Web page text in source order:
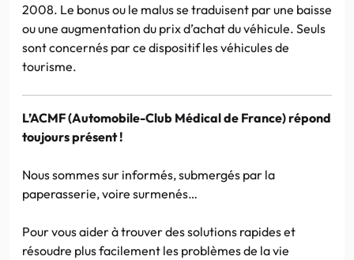
2008. Le bonus ou le malus se traduisent par une baisse
ou une augmentation du prix d’achat du véhicule. Seuls
sont concernés par ce dispositif les véhicules de
tourisme.
L’ACMF (Automobile-Club Médical de France) répond
toujours présent !
Nous sommes sur informés, submergés par la
paperasserie, voire surmenés…
Pour vous aider à trouver des solutions rapides et
résoudre plus facilement les problèmes de la vie